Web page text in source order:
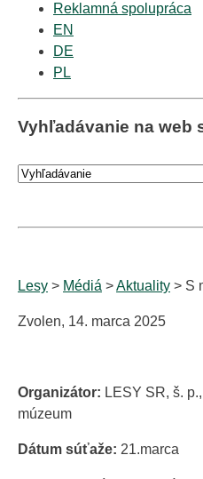
Reklamná spolupráca
EN
DE
PL
Vyhľadávanie na web
Lesy > Médiá >Aktuality > S
Zvolen, 14. marca 2025
Organizátor: LESY SR, š.
múzeum
Dátum súťaže: 21.marca